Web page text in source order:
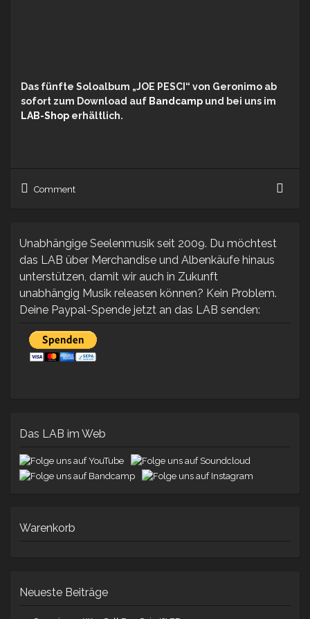
Das fünfte Soloalbum „JOE PESCI“ von Geronimo ab
sofort zum Download auf Bandcamp und bei uns im
LAB-Shop erhältlich.
Comment
Unabhängige Seelenmusik seit 2009. Du möchtest
das LAB über Merchandise und Albenkäufe hinaus
unterstützen, damit wir auch in Zukunft
unabhängig Musik releasen können? Kein Problem.
Deine Paypal-Spende jetzt an das LAB senden:
Das LAB im Web
Warenkorb
Neueste Beiträge